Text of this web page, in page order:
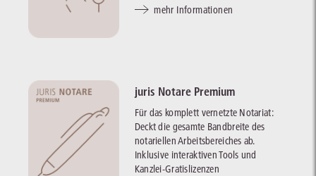
mehr Informationen
juris Notare Premium
Für das komplett vernetzte Notariat:
Deckt die gesamte Bandbreite des
notariellen Arbeitsbereiches ab.
Inklusive interaktiven Tools und
Kanzlei-Gratislizenzen